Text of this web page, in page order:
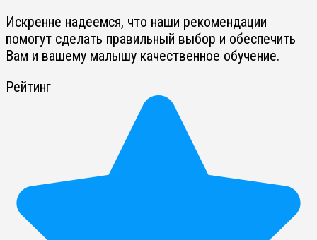
Искренне надеемся, что наши рекомендации
помогут сделать правильный выбор и обеспечить
Вам и вашему малышу качественное обучение.
Рейтинг